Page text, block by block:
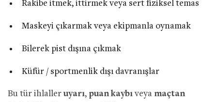
Rakibe itmek, ittirmek veya sert fiziksel temas
Maskeyi çıkarmak veya ekipmanla oynamak
Bilerek pist dışına çıkmak
Küfür / sportmenlik dışı davranışlar
Bu tür ihlalleruyarı, puan kaybıveya maçtan